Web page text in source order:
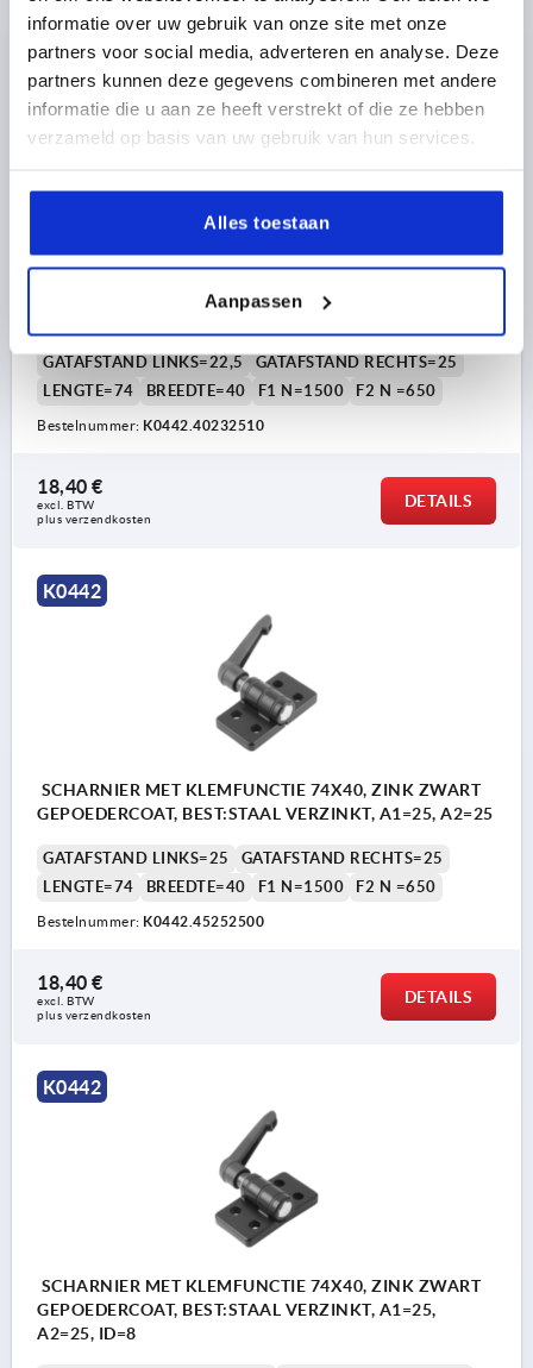
informatie over uw gebruik van onze site met onze
partners voor social media, adverteren en analyse. Deze
partners kunnen deze gegevens combineren met andere
informatie die u aan ze heeft verstrekt of die ze hebben
verzameld op basis van uw gebruik van hun services.
Alles toestaan
Aanpassen
K0442
GEPOEDERCOAT, BEST:STAAL VERZINKT, A1=22,5,
GELEIDENOK VOOR GLEUF=10
GATAFSTAND LINKS=22,5
GATAFSTAND RECHTS=25
LENGTE=74
BREEDTE=40 F1 N=1500 F2 N =650
Bestelnummer: K0442.40232510
18,40 €
excl. BTW
plus verzendkosten
DETAILS
K0442
SCHARNIER MET KLEMFUNCTIE 74X40, ZINK ZWART
GEPOEDERCOAT, BEST:STAAL VERZINKT, A1=25, A2=25
GATAFSTAND LINKS=25
GATAFSTAND RECHTS=25
LENGTE=74
BREEDTE=40 F1 N=1500 F2 N =650
Bestelnummer: K0442.45252500
18,40 €
excl. BTW
plus verzendkosten
DETAILS
K0442
SCHARNIER MET KLEMFUNCTIE 74X40, ZINK ZWART
GEPOEDERCOAT, BEST:STAAL VERZINKT, A1=25,
A2=25, ID=8